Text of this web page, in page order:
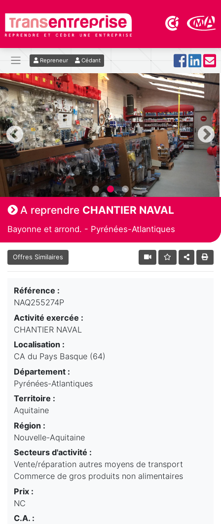
Repreneur Cédant
A reprendre CHANTIER NAVAL
Bayonne et arrond. - Pyrénées-Atlantiques
Offres Similaires
Référence :
NAQ255274P
Activité exercée :
CHANTIER NAVAL
Localisation :
CA du Pays Basque (64)
Département :
Pyrénées-Atlantiques
Territoire :
Aquitaine
Région :
Nouvelle-Aquitaine
Secteurs d'activité :
Vente/réparation autres moyens de transport
Commerce de gros produits non alimentaires
Prix :
NC
C.A. :